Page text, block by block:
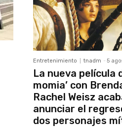
Entretenimiento tnadm - 5
La nueva película
momia’ con
Rachel Weisz
anunciar el
dos personajes